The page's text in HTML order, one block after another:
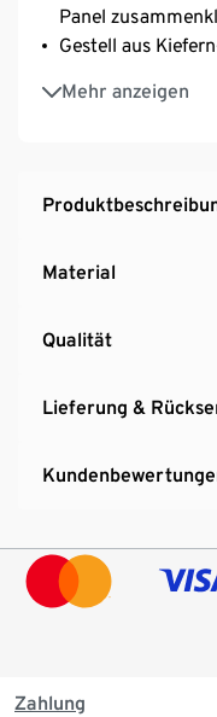
Panel
Gestell aus
Mehr anzeigen
Stabiler Stand,
durch Kleidung
Material
Qualität
Lieferung &
Zahlung